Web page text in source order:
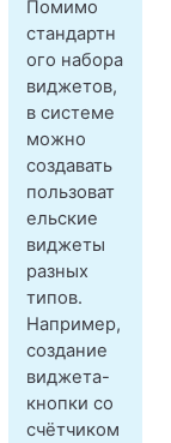
Помимо
стандартн
ого набора
виджетов,
в системе
можно
создавать
пользоват
ельские
виджеты
разных
типов.
Например,
создание
виджета-
кнопки со
счётчиком